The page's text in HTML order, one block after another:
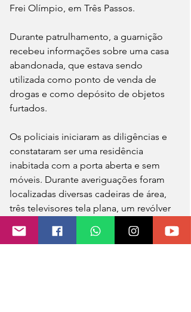
Frei Olímpio, em Três Passos.
Durante patrulhamento, a guarnição
recebeu informações sobre uma casa
abandonada, que estava sendo
utilizada como ponto de venda de
drogas e como depósito de objetos
furtados.
Os policiais iniciaram as diligências e
constataram ser uma residência
inabitada com a porta aberta e sem
móveis. Durante averiguações foram
localizadas diversas cadeiras de área,
três televisores tela plana, um revólver
R$ 854,00, uma caixa com ferramentas